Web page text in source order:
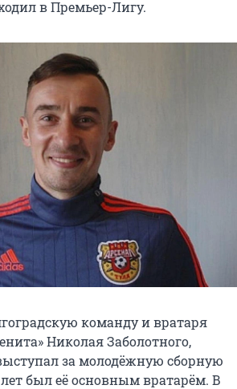
в Премьер-Лигу.
команду и вратаря
Николая Заболотного,
за молодёжную сборную
был её основным вратарём. В